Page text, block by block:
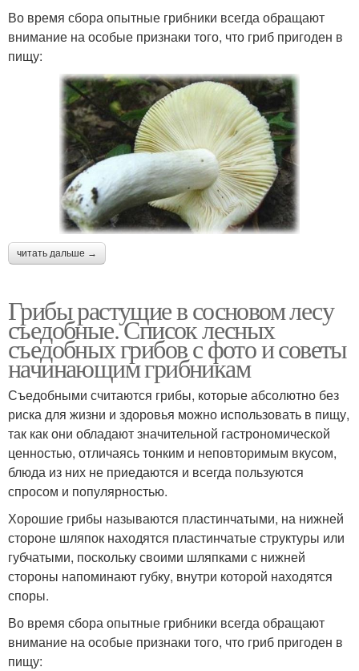
Во время сбора опытные грибники всегда обращают
внимание на особые признаки того, что гриб пригоден в
пищу:
читать дальше →
Грибы растущие в сосновом лесу
съедобные. Список лесных
съедобных грибов с фото и советы
начинающим грибникам
Съедобными считаются грибы, которые абсолютно без
риска для жизни и здоровья можно использовать в пищу,
так как они обладают значительной гастрономической
ценностью, отличаясь тонким и неповторимым вкусом,
блюда из них не приедаются и всегда пользуются
спросом и популярностью.
Хорошие грибы называются пластинчатыми, на нижней
стороне шляпок находятся пластинчатые структуры или
губчатыми, поскольку своими шляпками с нижней
стороны напоминают губку, внутри которой находятся
споры.
Во время сбора опытные грибники всегда обращают
внимание на особые признаки того, что гриб пригоден в
пищу: